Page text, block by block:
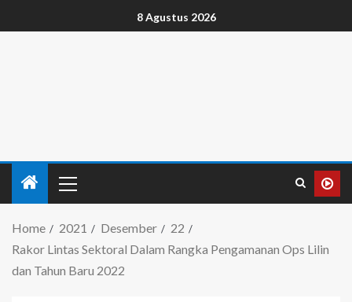
8 Agustus 2026
Home 2021 Desember
22
Rakor Lintas Sektoral Dalam Rangka Pengamanan Ops Lilin
dan Tahun Baru 2022